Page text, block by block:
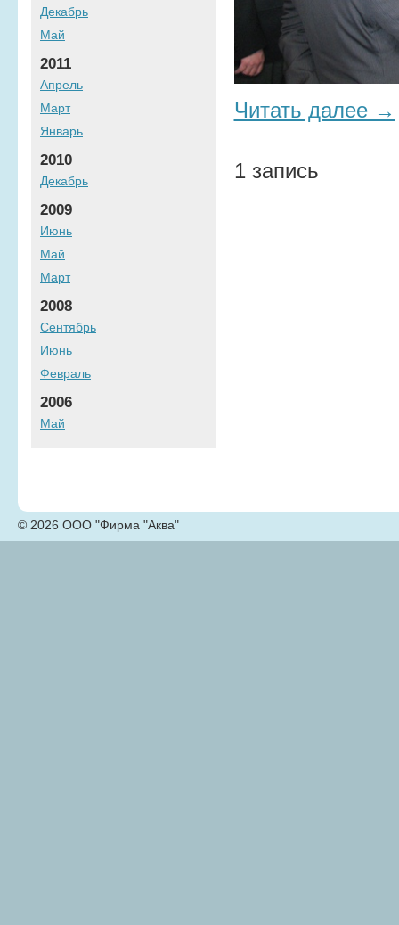
Читать далее →
1 запись
Декабрь
Май
2011
Апрель
Март
Январь
2010
Декабрь
2009
Июнь
Май
Март
2008
Сентябрь
Июнь
Февраль
2006
Май
© 2026 ООО "Фирма "Аква"